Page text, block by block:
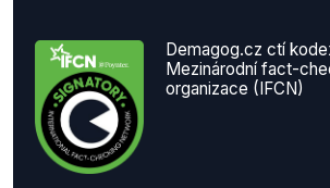
Demagog.cz ctí
Mezinárodní fact-
organizace (IFCN)